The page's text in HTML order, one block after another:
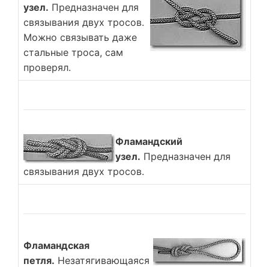
узел. Предназначен для
связывания двух тросов.
Можно связывать даже
стальные троса, сам
проверял.
Фламандский
узел. Предназначен для
связывания двух тросов.
Фламандская
петля. Незатягивающаяся